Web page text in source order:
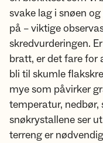
svake lag i snøen
på – viktige
skredvurderingen.
bratt, er det fare for
bli til skumle
mye som påvirker
temperatur,
snøkrystallene ser
terreng er